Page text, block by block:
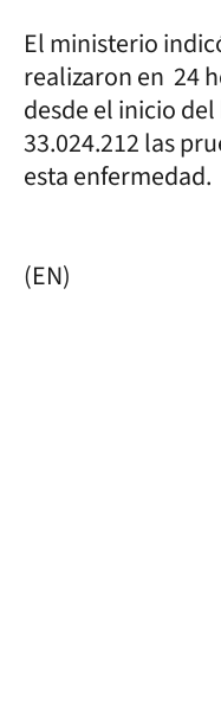
El ministerio
realizaron en 24
desde el inicio
33.024.212 las
esta
(EN)